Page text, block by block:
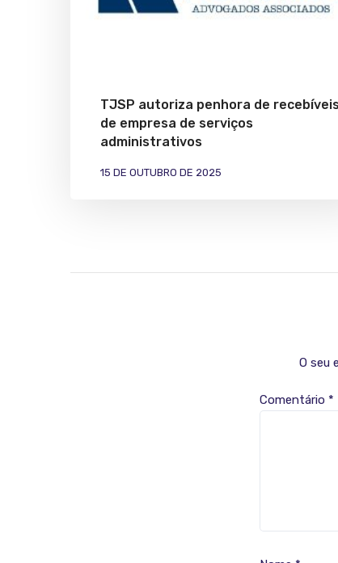
TJSP autoriza penhora de
de empresa de serviços
administrativos
15 DE OUTUBRO DE 2025
O seu
Comentário *